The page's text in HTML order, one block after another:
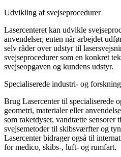
Udvikling af svejseprocedurer
Lasercenteret kan udvikle
anvendelser, enten når arbejdet
selv råder over udstyr til
svejseprocedurer som en konkret
svejseopgaven og kundens udstyr.
Specialiserede industri- og
Brug Lasercenter til specialiserede
geometri, materialer eller
som raketdyser, vandtætte sensorer
svejsemetoder til skibsværfter og
Lasercenter bidrager også til
for medico, skibs-, luft- og rumfart.